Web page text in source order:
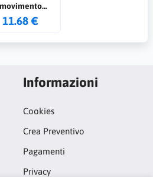
movimento
bianco
11.68 €
Informazioni
Cookies
Crea Preventivo
Pagamenti
Privacy